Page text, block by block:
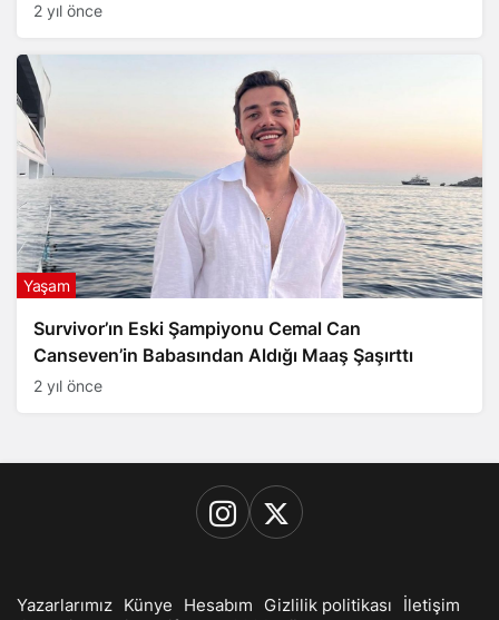
2 yıl önce
Survivor’ın Eski Şampiyonu Cemal Can
Canseven’in Babasından Aldığı Maaş Şaşırttı
Yaşam
2 yıl önce
Yazarlarımız Künye Hesabım Gizlilik politikası
İletişim